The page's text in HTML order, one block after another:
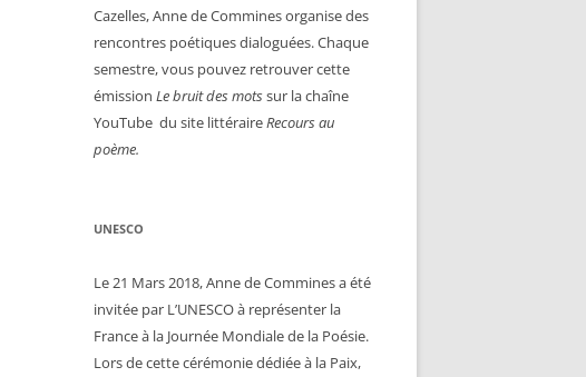
Cazelles, Anne de Commines organise des
rencontres poétiques dialoguées. Chaque
semestre, vous pouvez retrouver cette
émission Le bruit des motssur la chaîne
YouTube du site littéraireRecours au
poème.
UNESCO
Le 21 Mars 2018, Anne de Commines a été
invitée par L’UNESCO à représenter la
France à la Journée Mondiale de la Poésie.
Lors de cette cérémonie dédiée à la Paix,